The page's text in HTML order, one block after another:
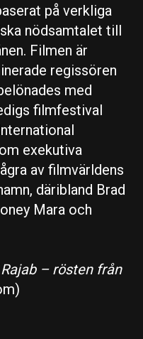
på verkliga
nödsamtalet till
Filmen är
regissören
med
filmfestival
exekutiva
av filmvärldens
däribland Brad
Mara och
– rösten från